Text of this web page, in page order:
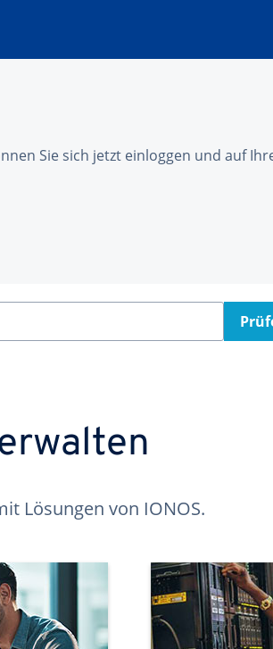
Sie sich jetzt einloggen und auf
Lösungen von IONOS.